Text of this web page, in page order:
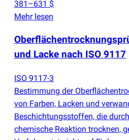
381–631 $
Mehr lesen
und Lacke nach ISO 9117
ISO 9117-3
Bestimmung der
von Farben, Lacken und
Beschichtungsstoffen, die
chemische Reaktion trocknen,